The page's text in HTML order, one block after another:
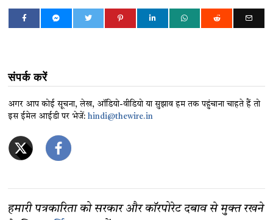
संपर्क करें
अगर आप कोई सूचना, लेख, ऑडियो-वीडियो या सुझाव हम तक पहुंचाना चाहते हैं तो
इस ईमेल आईडी पर भेजें:hindi@thewire.in
हमारी पत्रकारिता को सरकार और कॉरपोरेट दबाव से मुक्त रखने